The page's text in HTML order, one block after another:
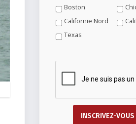
Boston
Californie Nord
Texas